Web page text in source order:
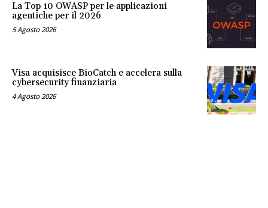
La Top 10 OWASP per le applicazioni
agentiche per il 2026
5 Agosto 2026
Visa acquisisce BioCatch e accelera sulla
cybersecurity finanziaria
4 Agosto 2026